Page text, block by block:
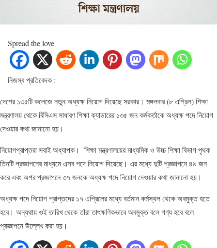
Spread the love
নিজস্ব প্রতিবেদক :
দেশের ১৩৫টি কলেজে নতুন অধ্যক্ষ নিয়োগ দিয়েছে সরকার। মঙ্গলবার (৮ এপ্রিল) শিক্ষা
মন্ত্রণালয় থেকে বিসিএস সাধারণ শিক্ষা ক্যাডারের ১৩৫ জন কর্মকর্তাকে অধ্যক্ষ পদে নিয়োগ
দেওয়ার কথা জানানো হয়।
নিয়োগপ্রাপ্তরা সবাই অধ্যাপক। শিক্ষা মন্ত্রণালয়ের মাধ্যমিক ও উচ্চ শিক্ষা বিভাগ পৃথক
তিনটি প্রজ্ঞাপনের মাধ্যমে এসব পদে নিয়োগ দিয়েছে। এর মধ্যে দুটি প্রজ্ঞাপনে ৪৯ জন
করে এবং অপর প্রজ্ঞাপনে ৩৭ জনকে অধ্যক্ষ পদে নিয়োগ দেওয়ার কথা জানানো হয়।
অধ্যক্ষ পদে নিয়োগ প্রাপ্তদের ১৭ এপ্রিলের মধ্যে বর্তমান কর্মস্থল থেকে অবমুক্ত হতে
হবে। অন্যথায় ওই তারিখ থেকে তাঁরা তাৎক্ষণিকভাবে অবমুক্ত বলে গণ্য হবে বলে
প্রজ্ঞাপনে উল্লেখ করা হয়।